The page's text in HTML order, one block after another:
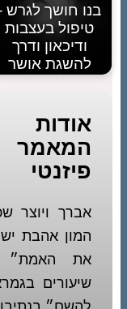
בנו חושך לגרש
טיפול בעצבות
ודיכאון ודרך
להשגת אושר
המאמר
פיזנטי
אברך ויוצר
המון אהבת
את האמת״
שיעורים